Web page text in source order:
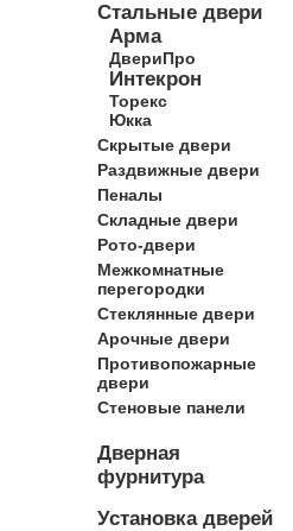
Стальные двери
Арма
ДвериПро
Интекрон
Торекс
Юкка
Скрытые двери
Раздвижные двери
Пеналы
Складные двери
Рото-двери
Межкомнатные
перегородки
Стеклянные двери
Арочные двери
Противопожарные
двери
Стеновые панели
Дверная
фурнитура
Установка дверей